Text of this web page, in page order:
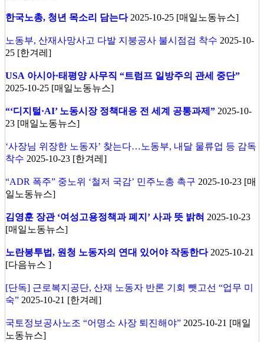
한국노총, 청년 목소리 담는다2025-10-25 [매일노동뉴스]
노동부, 산재사망사고 다발 지붕공사 불시점검 착수 2025-10-
25 [한겨레]
USA 아시아·태평양 사무직 “트럼프 일방주의 관세 중단”
2025-10-25 [매일노동뉴스]
“‘디지털·AI’ 노동시장 정책대응 전 세계 공통과제” 2025-10-
23 [매일노동뉴스]
‘사장님 위장한 노동자’ 찾는다…노동부, 내달 물류업 등 감독
착수 2025-10-23 [한겨레]
“ADR 폭주” 중노위 ‘철저 국감’ 민주노총 촉구 2025-10-23 [매
일노동뉴스]
김영훈 장관 ‘여성고용정책과 폐지’ 사과 뜻 밝혀 2025-10-23
[매일노동뉴스]
노란봉투법, 원청 노동자의 연대 있어야 작동한다2025-10-21
[다음뉴스 ]
[단독] 근로복지공단, 산재 노동자 반론 기회 뺏고선 “업무 미
숙” 2025-10-21 [한겨레]
국토정보공사노조 “어명소 사장 퇴진해야” 2025-10-21 [매일
노동뉴스]